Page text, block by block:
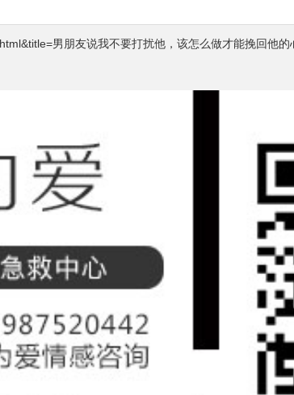
男朋友说我不要打扰他，该怎么做才能挽回他